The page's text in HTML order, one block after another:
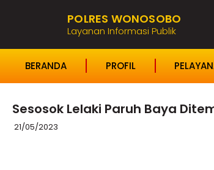
POLRES WONOSOBO
Layanan Informasi Publik
BERANDA PROFIL
Sesosok Lelaki Paruh Baya
21/05/2023